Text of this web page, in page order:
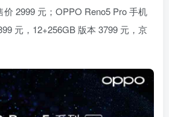
价 2999 元；OPPO Reno5 Pro 手机
元，12+256GB 版本 3799 元，京